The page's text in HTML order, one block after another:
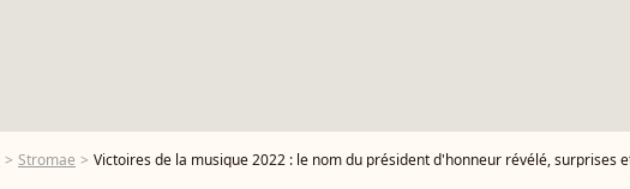
Stromae Victoires de la musique 2022 : le nom du président d'honneur révélé, surprises